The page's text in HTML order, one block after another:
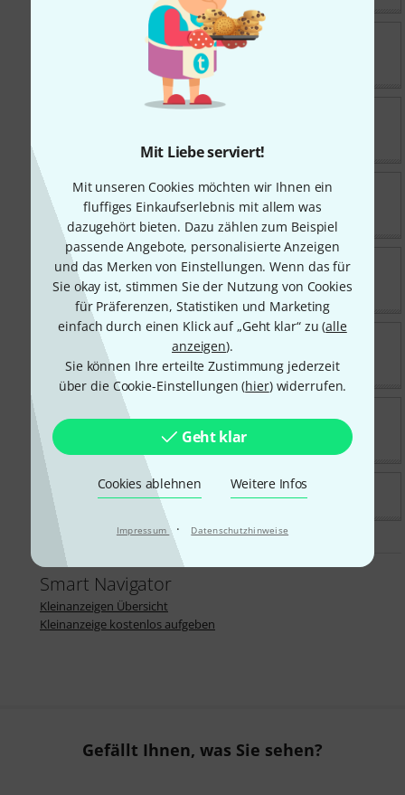
Mit Liebe serviert!
Mit unseren Cookies möchten wir Ihnen ein
fluffiges Einkaufserlebnis mit allem was
dazugehört bieten. Dazu zählen zum Beispiel
passende Angebote, personalisierte Anzeigen
und das Merken von Einstellungen. Wenn das für
Sie okay ist, stimmen Sie der Nutzung von Cookies
für Präferenzen, Statistiken und Marketing
einfach durch einen Klick auf „Geht klar“ zu (alle
anzeigen).
Sie können Ihre erteilte Zustimmung jederzeit
über die Cookie-Einstellungen (hier) widerrufen.
Geht klar
Cookies ablehnen Weitere Infos
Impressum · Datenschutzhinweise
Klarinette Vintage Klarinette Lot 71 B
Klarinette Johann Kern !
KvR-Band - Rock-Oldie-Cover aus
Düsseldorf
Pik-As Der Alleinunterhalter aus
Mannheim
Die Partyband Hochzeitsband
Skyline2000
RockOldie Coverband Kurz vor Rente
"KvR" aus Düsseldorf
Main-Piraten, die Band für jeden Event!
Smart Navigator
Kleinanzeigen Übersicht
Kleinanzeige kostenlos aufgeben
Gefällt Ihnen, was Sie sehen?